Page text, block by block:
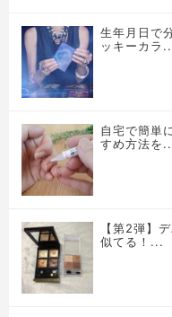
生年月日で
ッキーカラ
自宅で簡単
すめ方法を
【第2弾】
似てる！...